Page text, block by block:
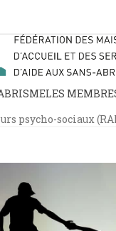
LES
psycho-sociaux